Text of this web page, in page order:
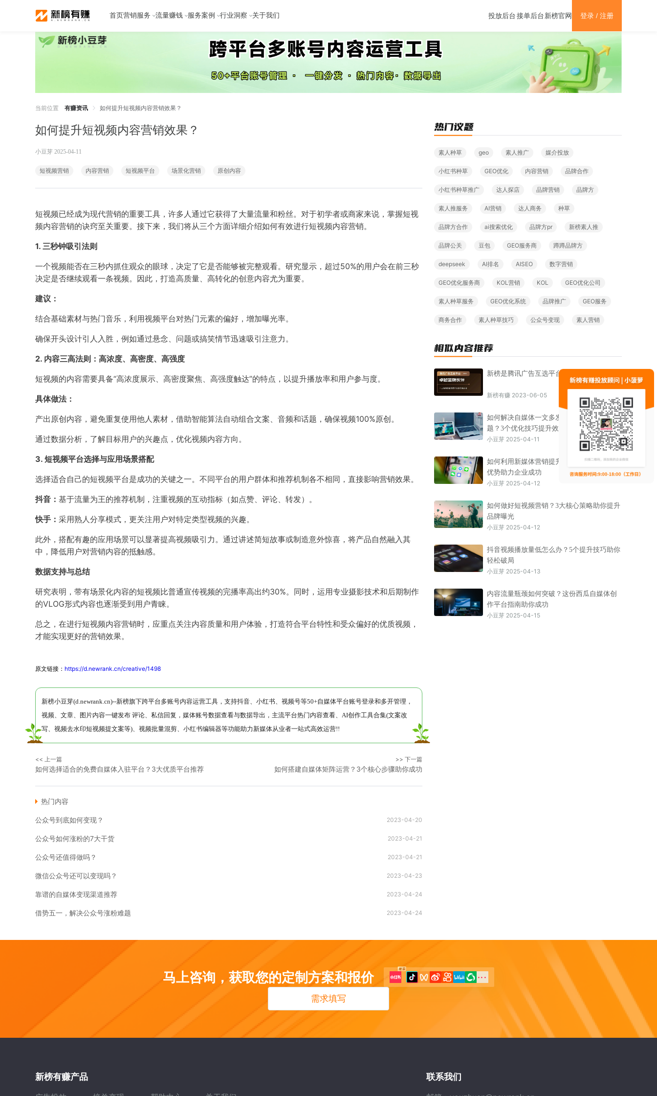
首页营销服务 流量赚钱 服务案例 行业洞察 关于我们 投放后台接单后台新榜官网 登录 / 注册
当前位置 有赚资讯 如何提升短视频内容营销效果？
如何提升短视频内容营销效果？
小豆芽 2025-04-11
短视频营销 内容营销 短视频平台 场景化营销 原创内容
短视频已经成为现代营销的重要工具，许多人通过它获得了大量流量和粉丝。对于初学者或商家来说，掌握短视
频内容营销的诀窍至关重要。接下来，我们将从三个方面详细介绍如何有效进行短视频内容营销。
1. 三秒钟吸引法则
一个视频能否在三秒内抓住观众的眼球，决定了它是否能够被完整观看。研究显示，超过50%的用户会在前三秒
决定是否继续观看一条视频。因此，打造高质量、高转化的创意内容尤为重要。
建议：
结合基础素材与热门音乐，利用视频平台对热门元素的偏好，增加曝光率。
确保开头设计引人入胜，例如通过悬念、问题或搞笑情节迅速吸引注意力。
2. 内容三高法则：高浓度、高密度、高强度
短视频的内容需要具备“高浓度展示、高密度聚焦、高强度触达”的特点，以提升播放率和用户参与度。
具体做法：
产出原创内容，避免重复使用他人素材，借助智能算法自动组合文案、音频和话题，确保视频100%原创。
通过数据分析，了解目标用户的兴趣点，优化视频内容方向。
3. 短视频平台选择与应用场景搭配
选择适合自己的短视频平台是成功的关键之一。不同平台的用户群体和推荐机制各不相同，直接影响营销效果。
抖音： 基于流量为王的推荐机制，注重视频的互动指标（如点赞、评论、转发）。
快手： 采用熟人分享模式，更关注用户对特定类型视频的兴趣。
此外，搭配有趣的应用场景可以显著提高视频吸引力。通过讲述简短故事或制造意外惊喜，将产品自然融入其
中，降低用户对营销内容的抵触感。
数据支持与总结
研究表明，带有场景化内容的短视频比普通宣传视频的完播率高出约30%。同时，运用专业摄影技术和后期制作
的VLOG形式内容也逐渐受到用户青睐。
总之，在进行短视频内容营销时，应重点关注内容质量和用户体验，打造符合平台特性和受众偏好的优质视频，
才能实现更好的营销效果。
原文链接： https://d.newrank.cn/creative/1498
新榜小豆芽(d.newrank.cn)--新榜旗下跨平台多账号内容运营工具，支持抖音、小红书、视频号等50+自媒体平台账号登录和多开管理，
视频、文章、图片内容一键发布 评论、私信回复，媒体账号数据查看与数据导出，主流平台热门内容查看、AI创作工具合集(文案改
写、视频去水印短视频提文案等)、视频批量混剪、小红书编辑器等功能助力新媒体从业者一站式高效运营!!
<< 上一篇
如何选择适合的免费自媒体入驻平台？3大优质平台推荐
>> 下一篇
如何搭建自媒体矩阵运营？3个核心步骤助你成功
热门内容
公众号到底如何变现？ 2023-04-20
公众号如何涨粉的7大干货 2023-04-21
公众号还值得做吗？ 2023-04-21
微信公众号还可以变现吗？ 2023-04-23
靠谱的自媒体变现渠道推荐 2023-04-24
借势五一，解决公众号涨粉难题 2023-04-24
素人种草 geo 素人推广 媒介投放
小红书种草 GEO优化 内容营销 品牌合作
小红书种草推广 达人探店 品牌营销 品牌方
素人推服务 AI营销 达人商务 种草
品牌方合作 ai搜索优化 品牌方pr 新榜素人推
品牌公关 豆包 GEO服务商 蹲蹲品牌方
deepseek AI排名 AISEO 数字营销
GEO优化服务商 KOL营销 KOL GEO优化公司
素人种草服务 GEO优化系统 品牌推广 GEO服务
商务合作 素人种草技巧 公众号变现 素人营销
新榜是腾讯广告互选平台官方合作伙伴！
新榜有赚 2023-06-05
如何解决自媒体一文多发影响推荐量的问
题？3个优化技巧提升效果
小豆芽 2025-04-11
如何利用新媒体营销提升品牌曝光？4大核心
优势助力企业成功
小豆芽 2025-04-12
如何做好短视频营销？3大核心策略助你提升
品牌曝光
小豆芽 2025-04-12
抖音视频播放量低怎么办？5个提升技巧助你
轻松破局
小豆芽 2025-04-13
内容流量瓶颈如何突破？这份西瓜自媒体创
作平台指南助你成功
小豆芽 2025-04-15
马上咨询，获取您的定制方案和报价 ...
需求填写
新榜有赚产品 联系我们